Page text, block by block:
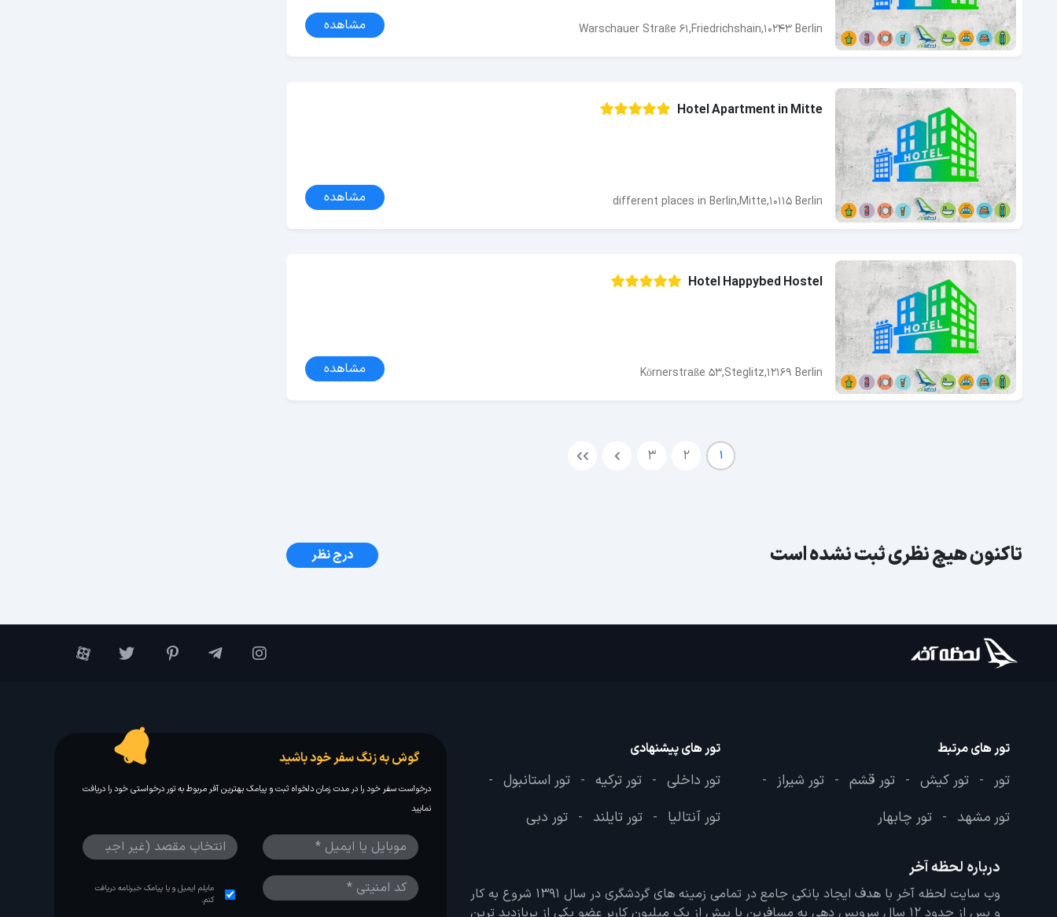
Warschauer Straße 61,Friedrichshain,10243 Berlin مشاهده
Hotel Apartment in Mitte
different places in Berlin,Mitte,10115 Berlin مشاهده
Hotel Happybed Hostel
Körnerstraße 53,Steglitz,12169 Berlin مشاهده
1
2
3
تاکنون هیچ نظری ثبت نشده است درج نظر
تور های مرتبط
تور - تور کیش - تور قشم - تور شیراز -
تور مشهد - تور چابهار
تور های پیشنهادی
تور داخلی - تور ترکیه - تور استانبول -
تور آنتالیا - تور تایلند - تور دبی
درباره لحظه آخر
وب سایت لحظه آخر با هدف ایجاد بانکی جامع در تمامی زمینه های گردشگری در سال 1391 شروع به کار
و پس از حدود 12 سال سرویس دهی به مسافرین با بیش از یک میلیون کاربر عضو یکی از پربازدید ترین
گوش به زنگ سفر خود باشید
درخواست سفر خود را در مدت زمان دلخواه ثبت و پیامک بهترین آفر مربوط به تور درخواستی خود را دریافت
نمایید
مایلم ایمیل و یا پیامک خبرنامه دریافت
کنم.